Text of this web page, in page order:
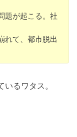
題が起こる。社
れて、都市脱出
るワタス。